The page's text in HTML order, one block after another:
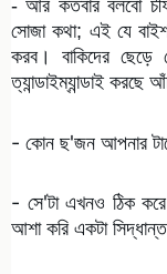
- আর কতবার বলবো
সোজা কথা; এই যে
করব। বাকিদের
ত্যান্ডাইম্যান্ডাই করছে
- কোন ছ'জন আপনার
- সে'টা এখনও ঠিক
আশা করি একটা